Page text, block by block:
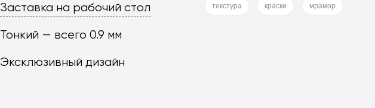
Заставка на рабочий стол
Тонкий — всего 0.9 мм
Эксклюзивный дизайн
текстура краски мрамор